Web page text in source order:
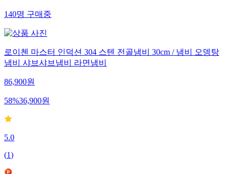
140명구매중
로이첸 마스터 인덕션 304 스텐 전골냄비 30cm / 냄비 오뎅탕
냄비 샤브샤브냄비 라면냄비
86,900원
58%36,900원
5.0
(1)